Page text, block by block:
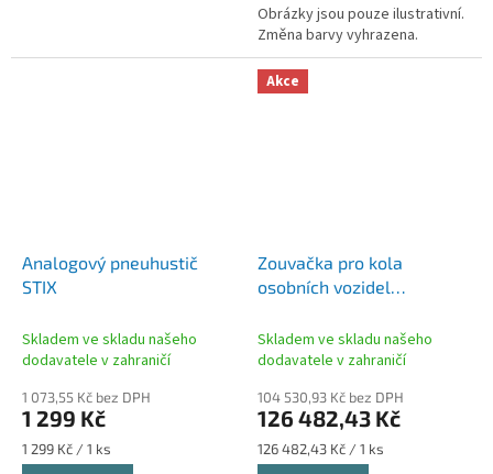
Obrázky jsou pouze ilustrativní.
Změna barvy vyhrazena.
Analogový pneuhustič
STIX
Skladem ve skladu našeho
dodavatele v zahraničí
1 073,55 Kč bez DPH
1 299 Kč
Měrná
cena:
1 299 Kč / 1 ks
Akce
Zouvačka pro kola
osobních vozidel
Skladem ve skladu našeho
dodavatele v zahraničí
104 530,93 Kč bez DPH
126 482,43 Kč
Měrná
cena:
126 482,43 Kč / 1 ks